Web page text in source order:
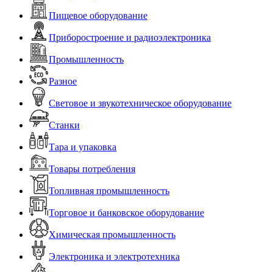
Пищевое оборудование
Приборостроение и радиоэлектроника
Промышленность
Разное
Световое и звукотехническое оборудование
Станки
Тара и упаковка
Товары потребления
Топливная промышленность
Торговое и банковское оборудование
Химическая промышленность
Электроника и электротехника